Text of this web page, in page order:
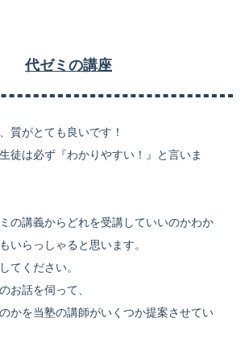
代ゼミの講座
質がとても良いです！
徒は必ず『わかりやすい！』と言いま
の講義からどれを受講していいのかわか
いらっしゃると思います。
てください。
お話を伺って、
かを当塾の講師がいくつか提案させてい